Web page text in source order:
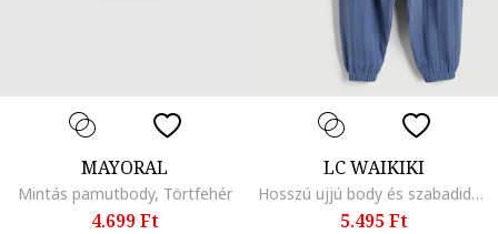
MAYORAL
Mintás pamutbody, Törtfehér
4.699 Ft
LC WAIKIKI
Hosszú ujjú body és szabadidőnadrág szett, Fehér/Kék
5.495 Ft